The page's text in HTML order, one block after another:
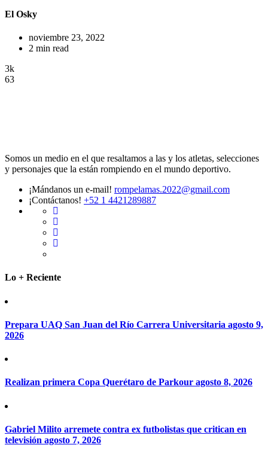
El Osky
noviembre 23, 2022
2 min read
3k
63
Somos un medio en el que resaltamos a las y los atletas, selecciones
y personajes que la están rompiendo en el mundo deportivo.
¡Mándanos un e-mail! rompelamas.2022@gmail.com
¡Contáctanos! +52 1 4421289887
Lo + Reciente
Prepara UAQ San Juan del Río Carrera Universitaria agosto 9,
2026
Realizan primera Copa Querétaro de Parkour agosto 8, 2026
Gabriel Milito arremete contra ex futbolistas que critican en
televisión agosto 7, 2026